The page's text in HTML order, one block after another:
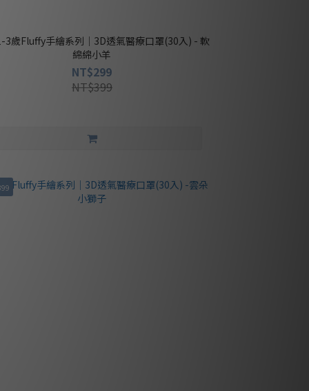
綿綿小羊
NT$299
NT$399